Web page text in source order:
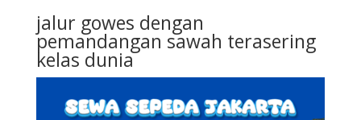
jalur gowes dengan
pemandangan sawah terasering
kelas dunia